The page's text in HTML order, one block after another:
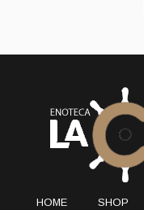
HOME SHOP